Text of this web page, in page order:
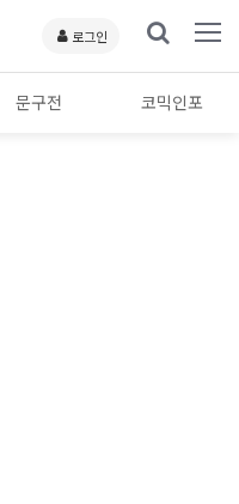
로그인
문구전 코믹인포